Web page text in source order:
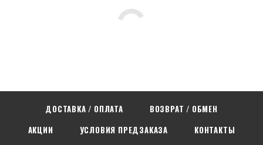
ДОСТАВКА / ОПЛАТА
ВОЗВРАТ / ОБМЕН
АКЦИИ
УСЛОВИЯ ПРЕДЗАКАЗА КОНТАКТЫ